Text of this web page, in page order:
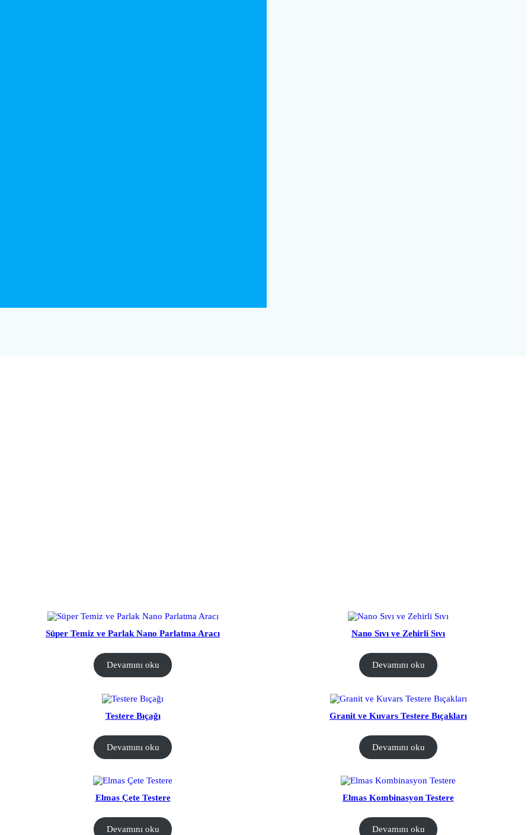
Süper Temiz ve Parlak Nano Parlatma Aracı
Devamını oku
Nano Sıvı ve Zehirli Sıvı
Devamını oku
Testere Bıçağı
Devamını oku
Granit ve Kuvars Testere Bıçakları
Devamını oku
Elmas Çete Testere
Devamını oku
Elmas Kombinasyon Testere
Devamını oku